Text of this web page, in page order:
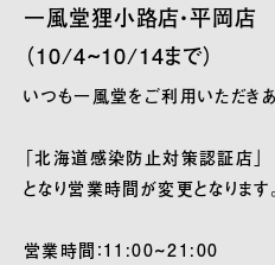
一風堂狸小路店・平岡店
（10/4~10/14まで）
いつも一風堂をご利用いただき
「北海道感染防止対策認証店」
となり営業時間が変更となります。
営業時間：11:00~21:00